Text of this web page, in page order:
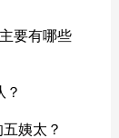
要有哪些
？
姨太？